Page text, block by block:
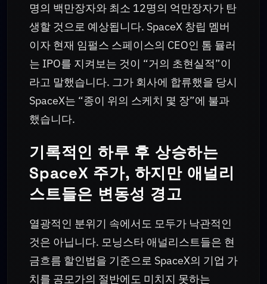
명의 백만장자와 최소 12명의 억만장자가 탄
생할 것으로 예상됩니다. SpaceX 창립 멤버
이자 현재 임펄스 스페이스의 CEO인 톰 뮬러
는 IPO를 지켜보는 것이 “거의 초현실적”이
라고 말했습니다. 그가 회사에 합류했을 당시
SpaceX는 “종이 위의 스케치 몇 장”에 불과
했습니다.
기록적인 하루 후 상승하는
SpaceX 주가, 하지만 애널리
스트들은 변동성 경고
열광적인 분위기 속에서도 모두가 낙관적인
것은 아닙니다. 모닝스타 애널리스트들은 현
금흐름 할인법을 기준으로 SpaceX의 기업 가
치를 공모가의 절반에도 미치지 못하는